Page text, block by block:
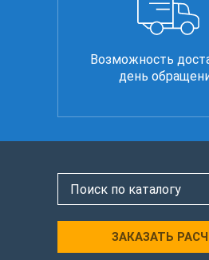
Возможность
день
ЗАКАЗАТЬ